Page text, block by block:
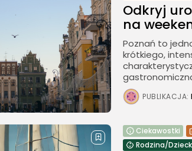
Odkryj
na
Poznań to
krótkiego,
PUBLIKACJA:
Ciekawostki
Rodzina/